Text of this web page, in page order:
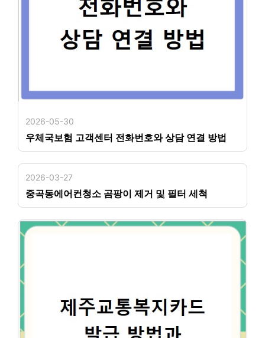
2026-05-30
우체국보험 고객센터 전화번호와 상담 연결 방법
2026-03-27
중곡동에어컨청소 곰팡이 제거 및 필터 세척